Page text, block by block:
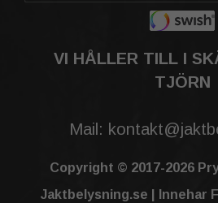
VI HÅLLER TILL I
TJÖRN
Mail:
Copyright © 2017-2026
Jaktbelysning.se | Innehar